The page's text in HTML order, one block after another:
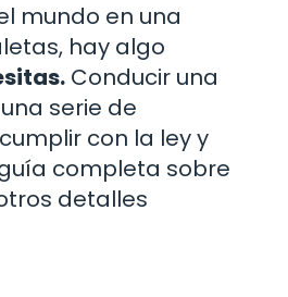
mundo en una
hay algo
Conducir una
serie de
con la ley y
completa sobre
detalles